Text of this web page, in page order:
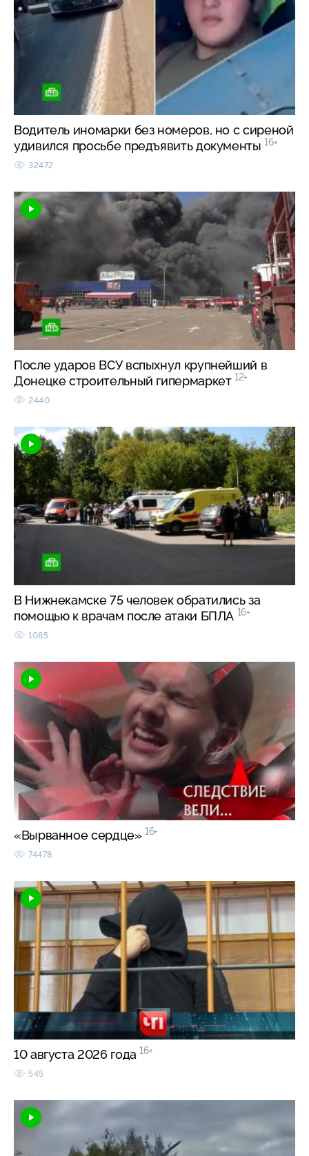
Водитель иномарки без номеров, но с сиреной
удивился просьбе предъявить документы 16+
32472
После ударов ВСУ вспыхнул крупнейший в
Донецке строительный гипермаркет 12+
2440
В Нижнекамске 75 человек обратились за
помощью к врачам после атаки БПЛА 16+
1085
«Вырванное сердце» 16+
74478
10 августа 2026 года 16+
545